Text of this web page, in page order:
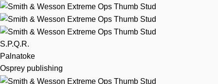
S.P.Q.R.
Palnatoke
Osprey publishing